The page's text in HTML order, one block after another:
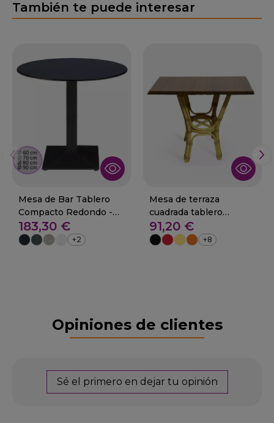
También te puede interesar
Mesa de Bar Tablero
Compacto Redondo -
RUEDA
183,30 €
+2
Mesa de terraza
cuadrada tablero
werzalit 29- Mallorca
91,20 €
+8
Opiniones de clientes
Sé el primero en dejar tu opinión